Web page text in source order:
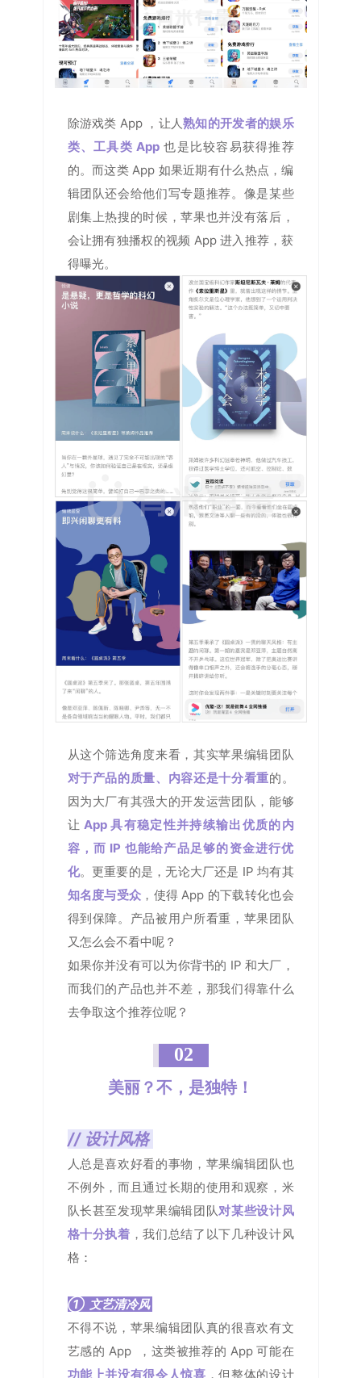
除游戏类 App ，让人熟知的开发者的娱乐
类、工具类 App 也是比较容易获得推荐
的。而这类 App 如果近期有什么热点，编
辑团队还会给他们写专题推荐。像是某些
剧集上热搜的时候，苹果也并没有落后，
会让拥有独播权的视频 App 进入推荐，获
得曝光。
从这个筛选角度来看，其实苹果编辑团队
对于产品的质量、内容还是十分看重的。
因为大厂有其强大的开发运营团队，能够
让 App 具有稳定性并持续输出优质的内
容，而 IP 也能给产品足够的资金进行优
化。更重要的是，无论大厂还是 IP 均有其
知名度与受众 ，使得 App 的下载转化也会
得到保障。产品被用户所看重，苹果团队
又怎么会不看中呢？
如果你并没有可以为你背书的 IP 和大厂，
而我们的产品也并不差，那我们得靠什么
去争取这个推荐位呢？
02
美丽？不，是独特！
// 设计风格
人总是喜欢好看的事物，苹果编辑团队也
不例外，而且通过长期的使用和观察，米
队长甚至发现苹果编辑团队对某些设计风
格十分执着 ，我们总结了以下几种设计风
格：
① 文艺清冷风
不得不说，苹果编辑团队真的很喜欢有文
艺感的 App ，这类被推荐的 App 可能在
功能上并没有很令人惊喜 ，但整体的设计